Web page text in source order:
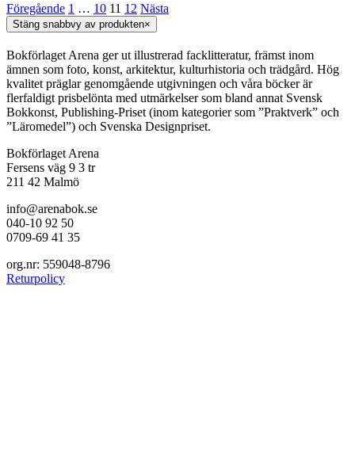
Föregående 1 … 10 11 12 Nästa
Stäng snabbvy av produkten×
Bokförlaget Arena ger ut illustrerad facklitteratur, främst inom
ämnen som foto, konst, arkitektur, kulturhistoria och trädgård. Hög
kvalitet präglar genomgående utgivningen och våra böcker är
flerfaldigt prisbelönta med utmärkelser som bland annat Svensk
Bokkonst, Publishing-Priset (inom kategorier som ”Praktverk” och
”Läromedel”) och Svenska Designpriset.
Bokförlaget Arena
Fersens väg 9 3 tr
211 42 Malmö
info@arenabok.se
040-10 92 50
0709-69 41 35
org.nr: 559048-8796
Returpolicy